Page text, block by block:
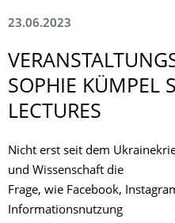
23.06.2023
SOPHIE KÜMPEL
LECTURES
Nicht erst seit dem
und Wissenschaft die
Frage, wie Facebook,
Informationsnutzung